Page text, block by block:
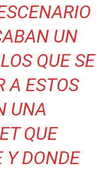
UN
QUE SE
A ESTOS
UNA
QUE
Y DONDE